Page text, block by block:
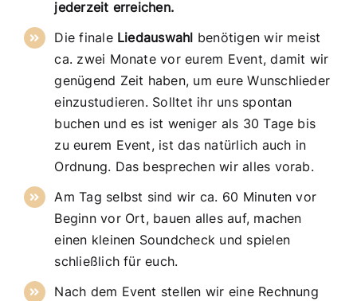
jederzeit erreichen.
Die finale Liedauswahl benötigen wir meist
ca. zwei Monate vor eurem Event, damit wir
genügend Zeit haben, um eure Wunschlieder
einzustudieren. Solltet ihr uns spontan
buchen und es ist weniger als 30 Tage bis
zu eurem Event, ist das natürlich auch in
Ordnung. Das besprechen wir alles vorab.
Am Tag selbst sind wir ca. 60 Minuten vor
Beginn vor Ort, bauen alles auf, machen
einen kleinen Soundcheck und spielen
schließlich für euch.
Nach dem Event stellen wir eine Rechnung